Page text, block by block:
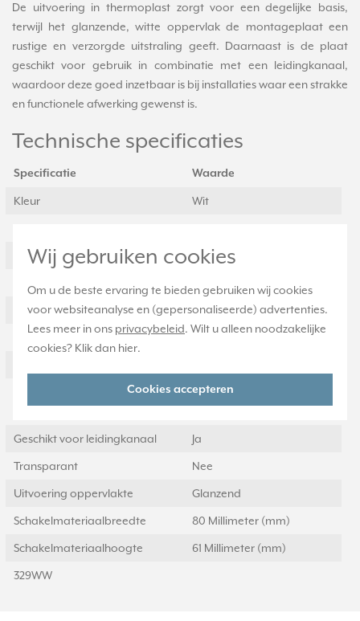
Wij gebruiken cookies
Om u de beste ervaring te bieden gebruiken wij cookies
voor websiteanalyse en (gepersonaliseerde) advertenties.
Lees meer in ons privacybeleid. Wilt u alleen noodzakelijke
cookies? Klik dan hier.
Cookies accepteren
De uitvoering in thermoplast zorgt voor een degelijke basis,
terwijl het glanzende, witte oppervlak de montageplaat een
rustige en verzorgde uitstraling geeft. Daarnaast is de plaat
geschikt voor gebruik in combinatie met een leidingkanaal,
waardoor deze goed inzetbaar is bij installaties waar een strakke
en functionele afwerking gewenst is.
Technische specificaties
Specificatie Waarde
Kleur Wit
Halogeenvrij Ja
Materiaalkwaliteit Thermoplast
9016
Geschikt voor leidingkanaal Ja
Transparant Nee
Uitvoering oppervlakte Glanzend
Schakelmateriaalbreedte 80 Millimeter (mm)
Schakelmateriaalhoogte 61 Millimeter (mm)
329WW